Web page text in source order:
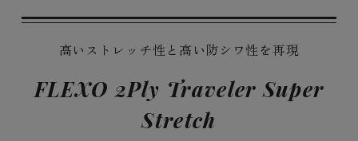
高いストレッチ性と高い防シワ性を再現
FLEXO 2Ply Traveler Super
Stretch